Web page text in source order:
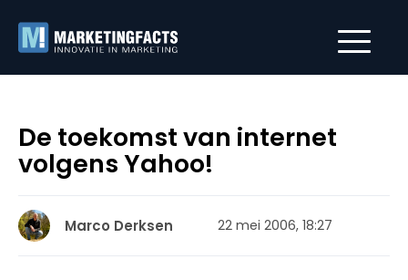
De toekomst van internet
volgens Yahoo!
Marco Derksen 22 mei 2006, 18:27